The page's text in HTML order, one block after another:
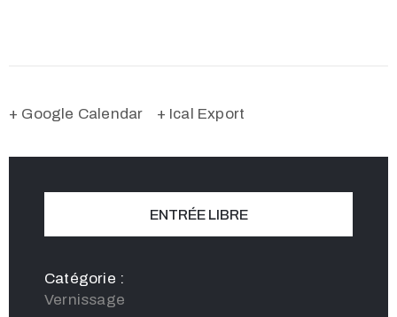
+ Google Calendar + Ical Export
ENTRÉE LIBRE
Catégorie :
Vernissage